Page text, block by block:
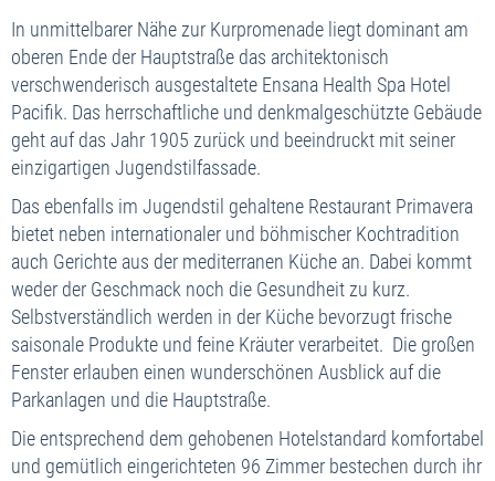
In unmittelbarer Nähe zur Kurpromenade liegt dominant am
oberen Ende der Hauptstraße das architektonisch
verschwenderisch ausgestaltete Ensana Health Spa Hotel
Pacifik. Das herrschaftliche und denkmalgeschützte Gebäude
geht auf das Jahr 1905 zurück und beeindruckt mit seiner
einzigartigen Jugendstilfassade.
Das ebenfalls im Jugendstil gehaltene Restaurant Primavera
bietet neben internationaler und böhmischer Kochtradition
auch Gerichte aus der mediterranen Küche an. Dabei kommt
weder der Geschmack noch die Gesundheit zu kurz.
Selbstverständlich werden in der Küche bevorzugt frische
saisonale Produkte und feine Kräuter verarbeitet. Die großen
Fenster erlauben einen wunderschönen Ausblick auf die
Parkanlagen und die Hauptstraße.
Die entsprechend dem gehobenen Hotelstandard komfortabel
und gemütlich eingerichteten 96 Zimmer bestechen durch ihr